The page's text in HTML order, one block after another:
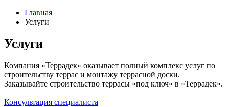
Главная
Услуги
Услуги
Компания «Террадек» оказывает полный комплекс услуг по
строительству террас и монтажу террасной доски.
Заказывайте строительство террасы «под ключ» в «Террадек».
Консультация специалиста